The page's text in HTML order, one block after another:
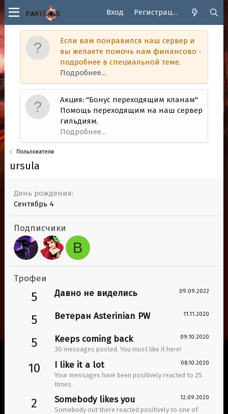
Вход Регистрация
Если вам понравился наш сервер и
вы желаете помочь нам финансово -
подробнее в специальной теме.
Подробнее...
Акция: "Бонус переходящим кланам"
Помощь переходящим на наш сервер
гильдиям.
Подробнее...
Пользователи
ursula
День рождения
Сентябрь 4
Подписчики
В
Трофеи
5 09.09.2022
Давно не виделись
5 11.11.2020
Ветеран Asterinian PW
5 09.10.2020
Keeps coming back
30 messages posted. You must like it here!
10 08.10.2020
I like it a lot
Your messages have been positively reacted to 25
times.
2 12.09.2020
Somebody likes you
Somebody out there reacted positively to one of